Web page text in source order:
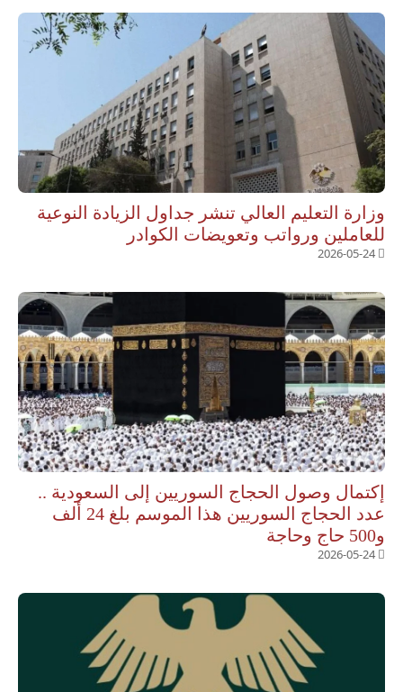
وزارة التعليم العالي تنشر جداول الزيادة النوعية
للعاملين ورواتب وتعويضات الكوادر
2026-05-24
إكتمال وصول الحجاج السوريين إلى السعودية ..
عدد الحجاج السوريين هذا الموسم بلغ 24 ألف
و500 حاج وحاجة
2026-05-24